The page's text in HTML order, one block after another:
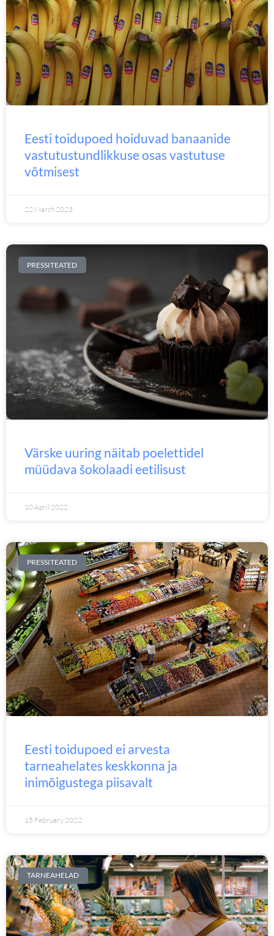
Eesti toidupoed hoiduvad banaanide
vastutustundlikkuse osas vastutuse
võtmisest
22 March 2023
PRESSITEATED
Värske uuring näitab poelettidel
müüdava šokolaadi eetilisust
10 April 2022
PRESSITEATED
Eesti toidupoed ei arvesta
tarneahelates keskkonna ja
inimõigustega piisavalt
15 February 2022
TARNEAHELAD